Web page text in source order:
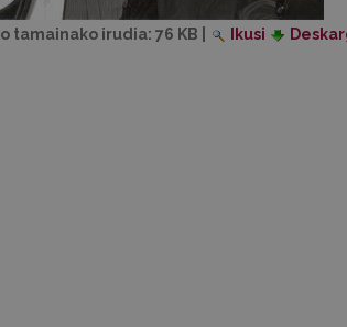
tamainako irudia: 76 KB Ikusi